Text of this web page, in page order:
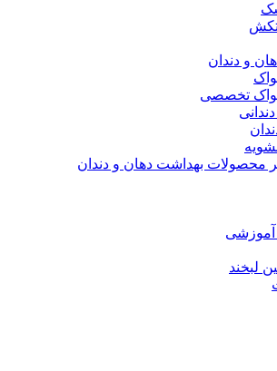
و دندان
تخصصی
محصولات بهداشت دهان و دندان
آموزشی
لبخند